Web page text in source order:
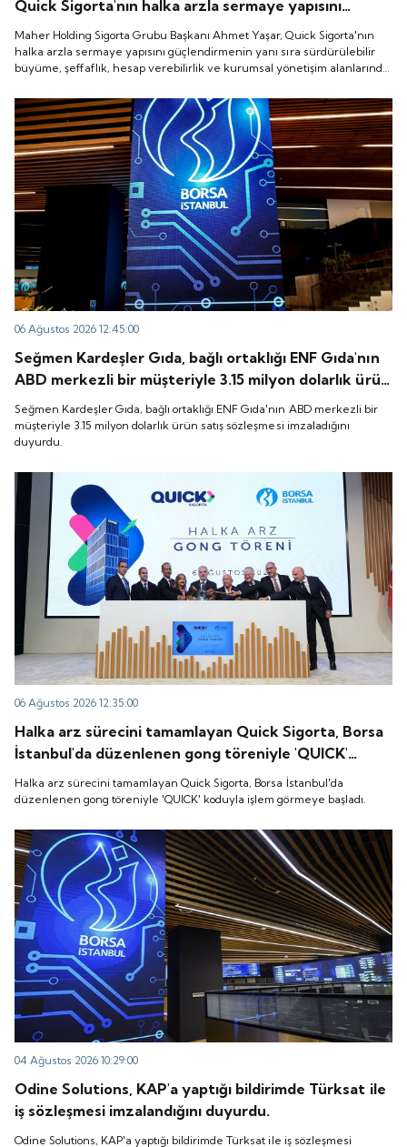
Quick Sigorta'nın halka arzla sermaye yapısını
güçlendirmenin yanı sıra sürdürülebilir büyüme,
şeffaflık, hesap verebilirlik ve kurumsal yönetişim
alanlarında yeni bir döneme girdiğini belirtti.
Maher Holding Sigorta Grubu Başkanı Ahmet Yaşar, Quick Sigorta'nın
halka arzla sermaye yapısını güçlendirmenin yanı sıra sürdürülebilir
büyüme, şeffaflık, hesap verebilirlik ve kurumsal yönetişim alanlarında
06 Ağustos 2026 12:45:00
Seğmen Kardeşler Gıda, bağlı ortaklığı ENF Gıda'nın
ABD merkezli bir müşteriyle 3.15 milyon dolarlık ürün
satış sözleşmesi imzaladığını duyurdu.
Seğmen Kardeşler Gıda, bağlı ortaklığı ENF Gıda'nın ABD merkezli bir
müşteriyle 3.15 milyon dolarlık ürün satış sözleşmesi imzaladığını
duyurdu.
06 Ağustos 2026 12:35:00
Halka arz sürecini tamamlayan Quick Sigorta, Borsa
İstanbul'da düzenlenen gong töreniyle 'QUICK'
koduyla işlem görmeye başladı.
Halka arz sürecini tamamlayan Quick Sigorta, Borsa İstanbul'da
düzenlenen gong töreniyle 'QUICK' koduyla işlem görmeye başladı.
04 Ağustos 2026 10:29:00
Odine Solutions, KAP'a yaptığı bildirimde Türksat ile
iş sözleşmesi imzalandığını duyurdu.
Odine Solutions, KAP'a yaptığı bildirimde Türksat ile iş sözleşmesi